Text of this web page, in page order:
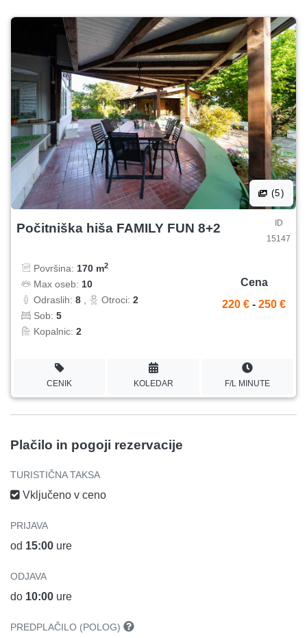
(5)
Počitniška hiša FAMILY FUN 8+2
ID
15147
Površina: 170 m2
Max oseb: 10
Odraslih: 8 Otroci: 2
Sob: 5
Kopalnic: 2
Cena
220 € - 250 €
CENIK KOLEDAR F/L MINUTE
Plačilo in pogoji rezervacije
TURISTIČNA TAKSA
Vključeno v ceno
PRIJAVA
od 15:00 ure
ODJAVA
do 10:00 ure
PREDPLAČILO (POLOG)